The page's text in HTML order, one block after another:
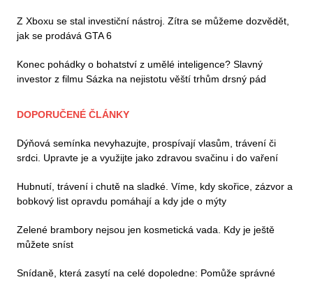
Z Xboxu se stal investiční nástroj. Zítra se můžeme dozvědět,
jak se prodává GTA 6
Konec pohádky o bohatství z umělé inteligence? Slavný
investor z filmu Sázka na nejistotu věští trhům drsný pád
DOPORUČENÉ ČLÁNKY
Dýňová semínka nevyhazujte, prospívají vlasům, trávení či
srdci. Upravte je a využijte jako zdravou svačinu i do vaření
Hubnutí, trávení i chutě na sladké. Víme, kdy skořice, zázvor a
bobkový list opravdu pomáhají a kdy jde o mýty
Zelené brambory nejsou jen kosmetická vada. Kdy je ještě
můžete sníst
Snídaně, která zasytí na celé dopoledne: Pomůže správné